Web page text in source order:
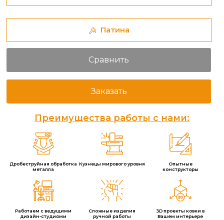
Патина
Сравнить
Заказать
Преимущества работы с нами:
Дробеструйная обработка
металла
Кузнецы мирового уровня
Опытные
конструкторы
Работаем с ведущими
дизайн-студиями
Сложные изделия
ручной работы
3D проекты ковки в
Вашем интерьере